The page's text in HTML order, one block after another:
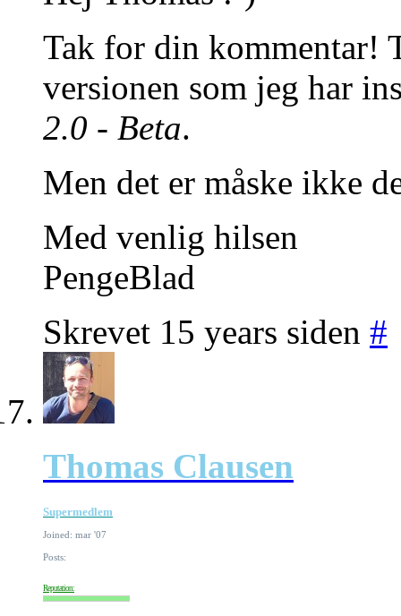
Tak for din kommentar!
versionen som jeg har
2.0 - Beta.
Men det er måske ikke
Med venlig hilsen
PengeBlad
Skrevet 15 years siden #
Thomas Clausen
Supermedlem
Joined: mar '07
Posts:
Reputation: